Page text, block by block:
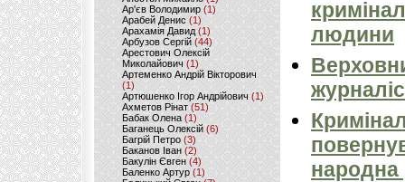
Ар'єв Володимир (1)
Арабей Денис(1)
Арахамія Давид (1)
Арбузов Сергій (44)
Арестович Олексій
Миколайович(1)
Артеменко Андрій Вікторович
(1)
Артюшенко Ігор Андрійович(1)
Ахметов Рінат(51)
Бабак Олена(1)
Баганець Олексій(6)
Багрій Петро (3)
Баканов Іван(2)
Бакулін Євген (4)
Баленко Артур(1)
людини
народна